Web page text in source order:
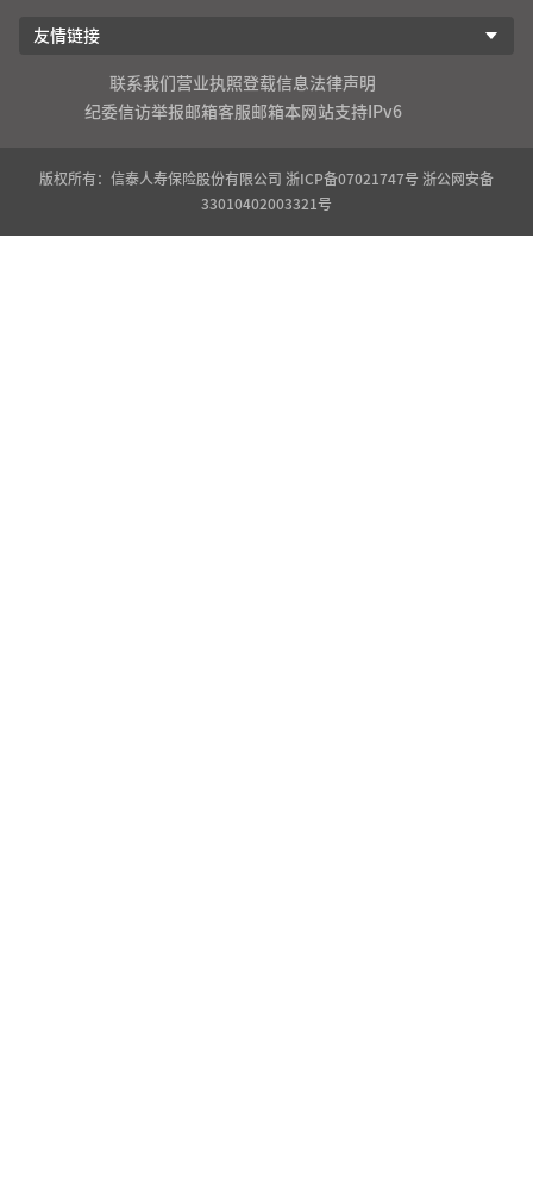
友情链接
联系我们 营业执照登载信息法律声明
纪委信访举报邮箱客服邮箱本网站支持IPv6
版权所有：信泰人寿保险股份有限公司 浙ICP备07021747号 浙公网安备
33010402003321号